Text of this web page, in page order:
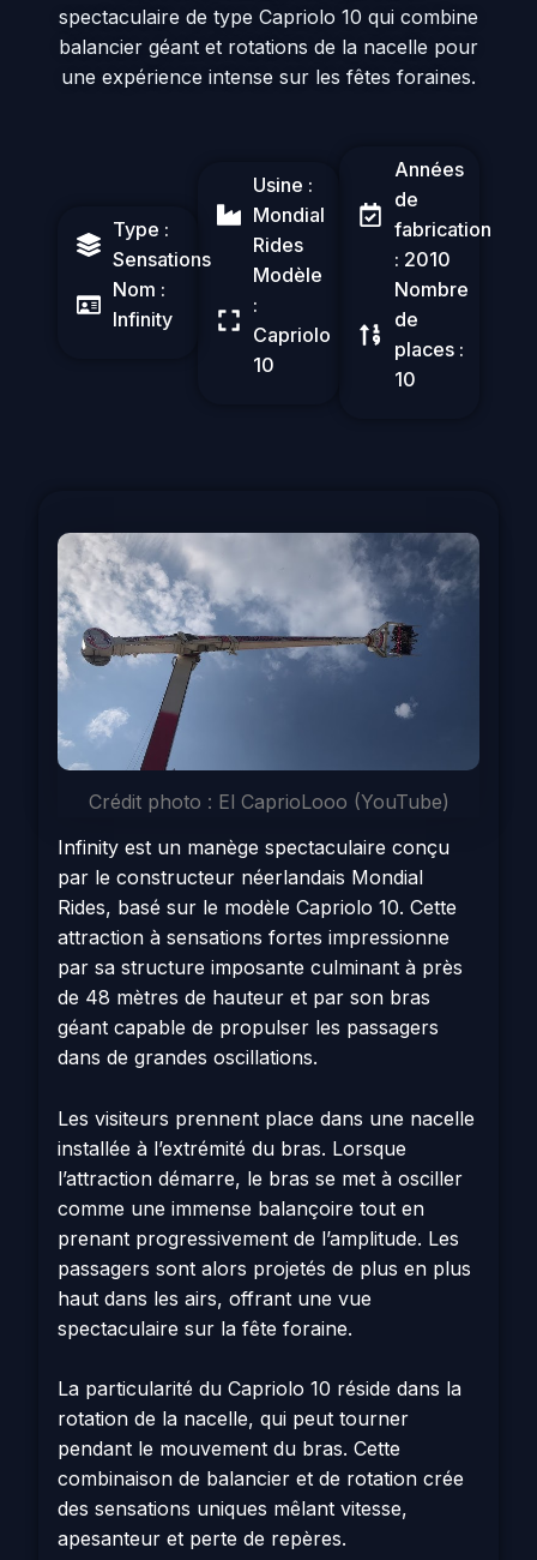
spectaculaire de type Capriolo 10 qui combine
balancier géant et rotations de la nacelle pour
une expérience intense sur les fêtes foraines.
Type :
Sensations
Nom :
Infinity
Usine :
Mondial
Rides
Modèle
:
Capriolo
10
Années
de
fabrication
: 2010
Nombre
de
places :
10
Crédit photo : El CaprioLooo (YouTube)
Infinity est un manège spectaculaire conçu
par le constructeur néerlandais Mondial
Rides, basé sur le modèle Capriolo 10. Cette
attraction à sensations fortes impressionne
par sa structure imposante culminant à près
de 48 mètres de hauteur et par son bras
géant capable de propulser les passagers
dans de grandes oscillations.
Les visiteurs prennent place dans une nacelle
installée à l’extrémité du bras. Lorsque
l’attraction démarre, le bras se met à osciller
comme une immense balançoire tout en
prenant progressivement de l’amplitude. Les
passagers sont alors projetés de plus en plus
haut dans les airs, offrant une vue
spectaculaire sur la fête foraine.
La particularité du Capriolo 10 réside dans la
rotation de la nacelle, qui peut tourner
pendant le mouvement du bras. Cette
combinaison de balancier et de rotation crée
des sensations uniques mêlant vitesse,
apesanteur et perte de repères.